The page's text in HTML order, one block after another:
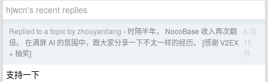
hjwcn's recent replies
Replied to a topic by zhouyanliang › 时隔半年， NocoBase 收入再次翻
倍。 在满屏 AI 的氛围中，跟大家分享一下不太一样的经历。 [感谢 V2EX
+ 抽奖]
6 月
15
日
支持一下